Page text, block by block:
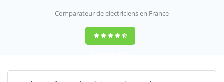
Comparateur de electriciens en France
9,2(100%)1242
votes